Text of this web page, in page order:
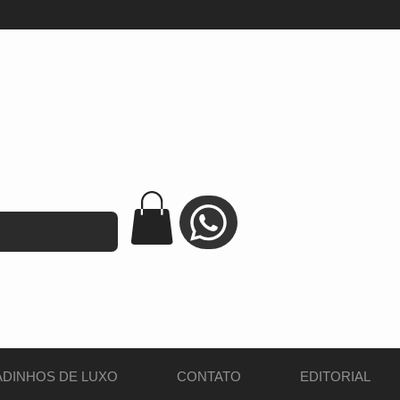
DE LUXO CONTATO EDITORIAL